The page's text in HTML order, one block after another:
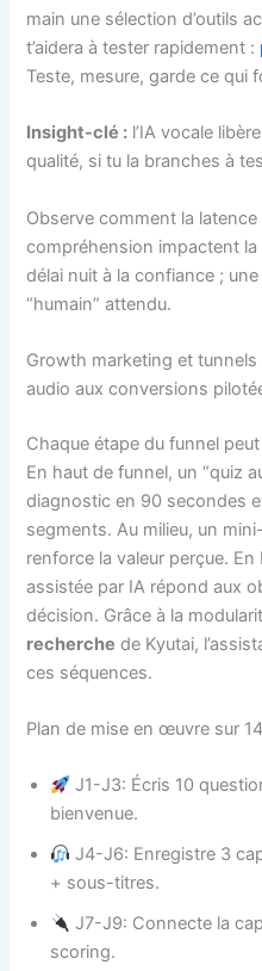
main une sélection d’outils
t’aidera à tester rapidement :
Teste, mesure, garde ce qui
Insight-clé : l’IA vocale
qualité, si tu la branches à
Observe comment la latence
compréhension impactent
délai nuit à la confiance ;
“humain” attendu.
Growth marketing et
audio aux conversions
Chaque étape du funnel
En haut de funnel, un “quiz
diagnostic en 90 secondes
segments. Au milieu, un
renforce la valeur perçue.
assistée par IA répond aux
décision. Grâce à la
recherche de Kyutai,
ces séquences.
Plan de mise en œuvre sur
J1-J3: Écris 10
bienvenue.
J4-J6: Enregistre 3
+ sous-titres.
J7-J9: Connecte la
scoring.